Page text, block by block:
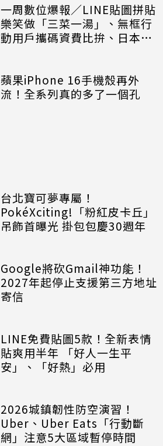
一周數位爆報／LINE貼圖拼貼
樂笑做「三菜一湯」、無框行
動用戶攜碼資費比拚、日本
蘋果iPhone 16手機殼再外
流！全系列真的多了一個孔
台北寶可夢專屬！
PokéXciting!「粉紅皮卡丘」
吊飾首曝光 掛包包慶30週年
Google將砍Gmail神功能！
2027年起停止支援第三方地址
寄信
LINE免費貼圖5款！全新表情
貼爽用半年 「好人一生平
安」、「好熱」必用
2026城鎮韌性防空演習！
Uber、Uber Eats「行動斷
網」注意5大區域暫停時間